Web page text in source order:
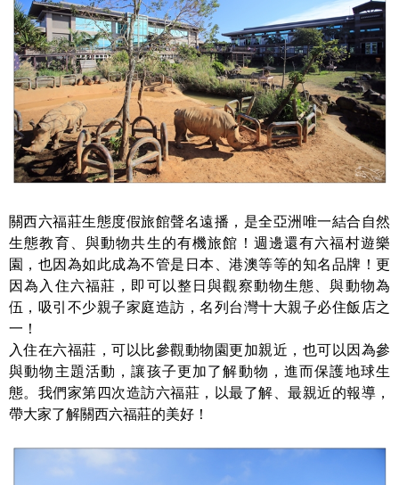
關西六福莊生態度假旅館聲名遠播，是全亞洲唯一結合自然
生態教育、與動物共生的有機旅館！週邊還有六福村遊樂
園，也因為如此成為不管是日本、港澳等等的知名品牌！更
因為入住六福莊，即可以整日與觀察動物生態、與動物為
伍，吸引不少親子家庭造訪，名列台灣十大親子必住飯店之
一！
入住在六福莊，可以比參觀動物園更加親近，也可以因為參
與動物主題活動，讓孩子更加了解動物，進而保護地球生
態。我們家第四次造訪六福莊，以最了解、最親近的報導，
帶大家了解關西六福莊的美好！